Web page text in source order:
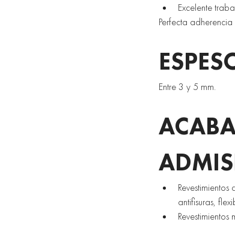
Excelente
Perfecta
Entre 3 y 5 mm.
antifisuras,